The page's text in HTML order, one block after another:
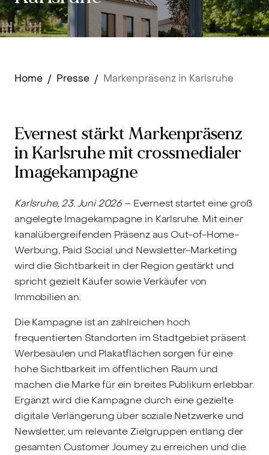
Home / Presse / Markenpräsenz in Karlsruhe
Evernest stärkt Markenpräsenz
in Karlsruhe mit crossmedialer
Imagekampagne
Karlsruhe, 23. Juni 2026– Evernest startet eine groß
angelegte Imagekampagne in Karlsruhe. Mit einer
kanalübergreifenden Präsenz aus Out-of-Home-
Werbung, Paid Social und Newsletter-Marketing
wird die Sichtbarkeit in der Region gestärkt und
spricht gezielt Käufer sowie Verkäufer von
Immobilien an.
Die Kampagne ist an zahlreichen hoch
frequentierten Standorten im Stadtgebiet präsent.
Werbesäulen und Plakatflächen sorgen für eine
hohe Sichtbarkeit im öffentlichen Raum und
machen die Marke für ein breites Publikum erlebbar.
Ergänzt wird die Kampagne durch eine gezielte
digitale Verlängerung über soziale Netzwerke und
Newsletter, um relevante Zielgruppen entlang der
gesamten Customer Journey zu erreichen und die